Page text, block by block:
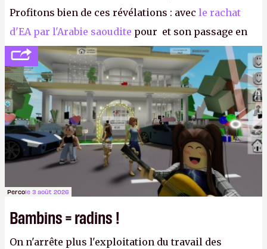
Profitons bien de ces révélations : avec le rachat
d'EA par l'Arabie saoudite pour et son passage en
société privée, l'éditeur n'aura bientôt plus
l'obligation de publier ses bilans. Encore une
victoire pour la transparence.P.
Percole 3 août 2026
Bambins = radins !
On n'arrête plus l'exploitation du travail des